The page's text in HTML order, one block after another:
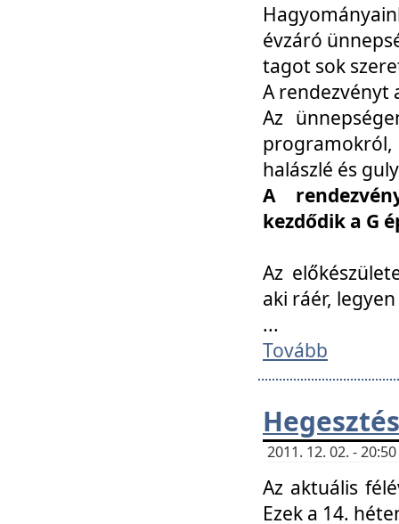
évzáró
tagot sok
A rendezvényt
Az
halászlé és
A
kezdődik a G
Az
aki ráér,
...
Tovább
2011. 12. 02. -
Az aktuális
Ezek a 14.